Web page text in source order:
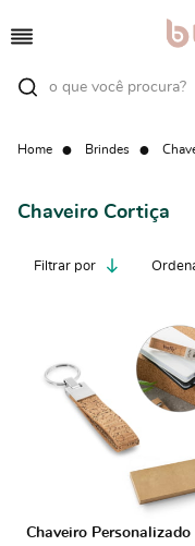
Chaveiro Cortiça
Home Brindes
Filtrar por
Chaveiro Personalizado